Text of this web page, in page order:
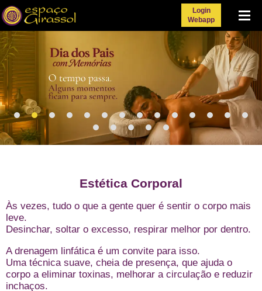
Login
Webapp
Menu
Estética Corporal
Às vezes, tudo o que a gente quer é sentir o corpo mais
leve.
Desinchar, soltar o excesso, respirar melhor por dentro.
A drenagem linfática é um convite para isso.
Uma técnica suave, cheia de presença, que ajuda o
corpo a eliminar toxinas, melhorar a circulação e reduzir
inchaços.